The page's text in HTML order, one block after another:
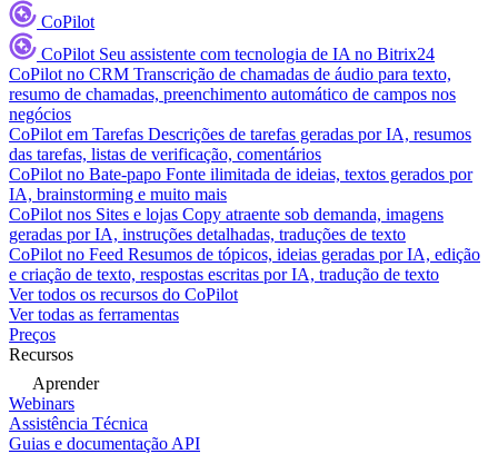
CoPilot
CoPilot Seu assistente com tecnologia de IA no Bitrix24
CoPilot no CRM Transcrição de chamadas de áudio para texto,
resumo de chamadas, preenchimento automático de campos nos
negócios
CoPilot em Tarefas Descrições de tarefas geradas por IA, resumos
das tarefas, listas de verificação, comentários
CoPilot no Bate-papo Fonte ilimitada de ideias, textos gerados por
IA, brainstorming e muito mais
CoPilot nos Sites e lojas Copy atraente sob demanda, imagens
geradas por IA, instruções detalhadas, traduções de texto
CoPilot no Feed Resumos de tópicos, ideias geradas por IA, edição
e criação de texto, respostas escritas por IA, tradução de texto
Ver todos os recursos do CoPilot
Ver todas as ferramentas
Preços
Recursos
Aprender
Webinars
Assistência Técnica
Guias e documentação API